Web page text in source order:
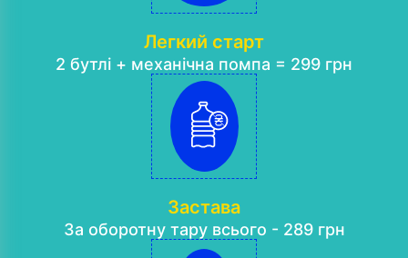
Легкий старт
2 бутлі + механічна помпа = 299 грн
Застава
За оборотну тару всього - 289 грн